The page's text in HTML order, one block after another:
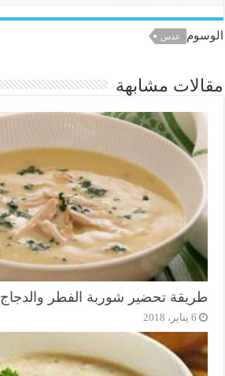
الوسوم عدس
مقالات مشابهة
طريقة تحضير شوربة الفطر والدجاج
6 يناير، 2018